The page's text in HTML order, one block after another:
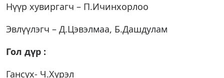
Нүүр хувиргагч – П.Ичинхорлоо
Эвлүүлэгч – Д.Цэвэлмаа, Б.Дашдулам
Гол дүр :
Гансүх- Ч.Хүрэл